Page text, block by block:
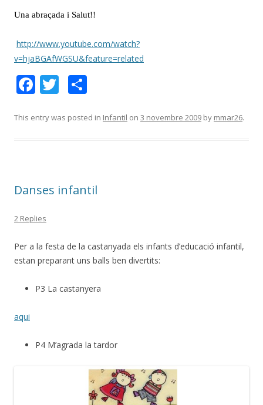
Una abraçada i Salut!!
http://www.youtube.com/watch?
v=hjaBGAfWGSU&feature=related
F
e
k
T
itt m
ix
This entry was posted in Infantil on 3 novembre 2009 by mmar26.
Danses infantil
2 Replies
Per a la festa de la castanyada els infants d’educació infantil,
estan preparant uns balls ben divertits:
P3 La castanyera
aqui
P4 M’agrada la tardor